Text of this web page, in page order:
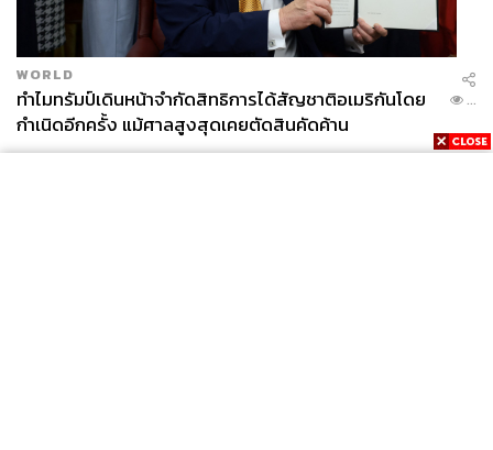
WORLD
ทำไมทรัมป์เดินหน้าจำกัดสิทธิการได้สัญชาติอเมริกันโดย
กำเนิดอีกครั้ง แม้ศาลสูงสุดเคยตัดสินคัดค้าน
...